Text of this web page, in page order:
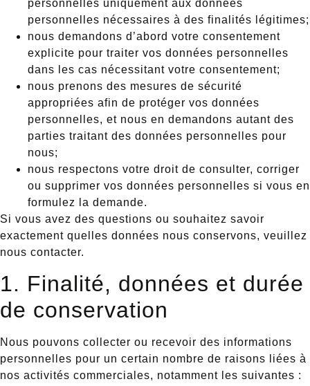
personnelles uniquement aux données
personnelles nécessaires à des finalités légitimes;
nous demandons d’abord votre consentement
explicite pour traiter vos données personnelles
dans les cas nécessitant votre consentement;
nous prenons des mesures de sécurité
appropriées afin de protéger vos données
personnelles, et nous en demandons autant des
parties traitant des données personnelles pour
nous;
nous respectons votre droit de consulter, corriger
ou supprimer vos données personnelles si vous en
formulez la demande.
Si vous avez des questions ou souhaitez savoir
exactement quelles données nous conservons, veuillez
nous contacter.
1. Finalité, données et durée
de conservation
Nous pouvons collecter ou recevoir des informations
personnelles pour un certain nombre de raisons liées à
nos activités commerciales, notamment les suivantes :